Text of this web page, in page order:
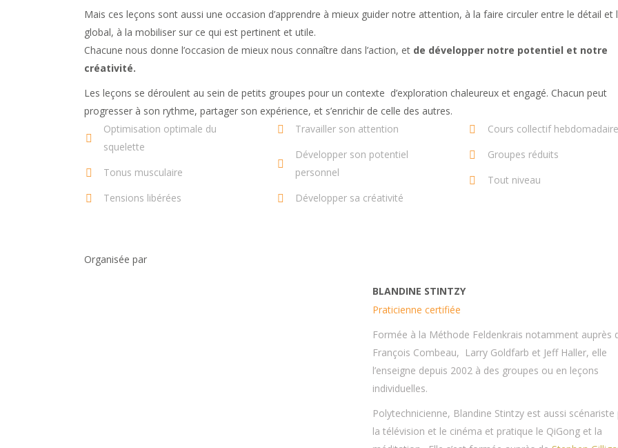
Mais ces leçons sont aussi une occasion d’apprendre à mieux guider notre attention, à la faire circuler entre le détail et
global, à la mobiliser sur ce qui est pertinent et utile.
Chacune nous donne l’occasion de mieux nous connaître dans l’action, et de développer notre potentiel et notre
créativité.
Les leçons se déroulent au sein de petits groupes pour un contexte d’exploration chaleureux et engagé. Chacun peut
progresser à son rythme, partager son expérience, et s’enrichir de celle des autres.
Optimisation optimale du
squelette
Tonus musculaire
Tensions libérées
Travailler son attention
Développer son potentiel
personnel
Développer sa créativité
Cours collectif hebdomadaire
Groupes réduits
Tout niveau
Organisée par
BLANDINE STINTZY
Praticienne certifiée
Formée à la Méthode Feldenkrais notamment auprès
François Combeau, Larry Goldfarb et Jeff Haller, elle
l’enseigne depuis 2002 à des groupes ou en leçons
individuelles.
Polytechnicienne, Blandine Stintzy est aussi scénariste
la télévision et le cinéma et pratique le QiGong et la